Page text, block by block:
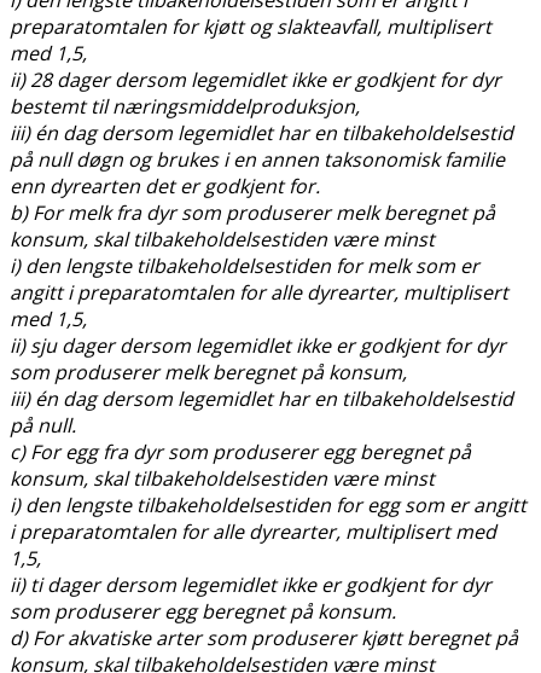
preparatomtalen for kjøtt og slakteavfall, multiplisert
med 1,5,
ii) 28 dager dersom legemidlet ikke er godkjent for dyr
bestemt til næringsmiddelproduksjon,
iii) én dag dersom legemidlet har en tilbakeholdelsestid
på null døgn og brukes i en annen taksonomisk familie
enn dyrearten det er godkjent for.
b) For melk fra dyr som produserer melk beregnet på
konsum, skal tilbakeholdelsestiden være minst
i) den lengste tilbakeholdelsestiden for melk som er
angitt i preparatomtalen for alle dyrearter, multiplisert
med 1,5,
ii) sju dager dersom legemidlet ikke er godkjent for dyr
som produserer melk beregnet på konsum,
iii) én dag dersom legemidlet har en tilbakeholdelsestid
på null.
c) For egg fra dyr som produserer egg beregnet på
konsum, skal tilbakeholdelsestiden være minst
i) den lengste tilbakeholdelsestiden for egg som er angitt
i preparatomtalen for alle dyrearter, multiplisert med
1,5,
ii) ti dager dersom legemidlet ikke er godkjent for dyr
som produserer egg beregnet på konsum.
d) For akvatiske arter som produserer kjøtt beregnet på
konsum, skal tilbakeholdelsestiden være minst